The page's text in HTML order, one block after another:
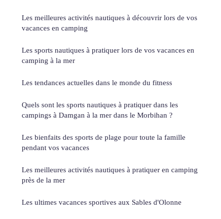
Les meilleures activités nautiques à découvrir lors de vos
vacances en camping
Les sports nautiques à pratiquer lors de vos vacances en
camping à la mer
Les tendances actuelles dans le monde du fitness
Quels sont les sports nautiques à pratiquer dans les
campings à Damgan à la mer dans le Morbihan ?
Les bienfaits des sports de plage pour toute la famille
pendant vos vacances
Les meilleures activités nautiques à pratiquer en camping
près de la mer
Les ultimes vacances sportives aux Sables d'Olonne